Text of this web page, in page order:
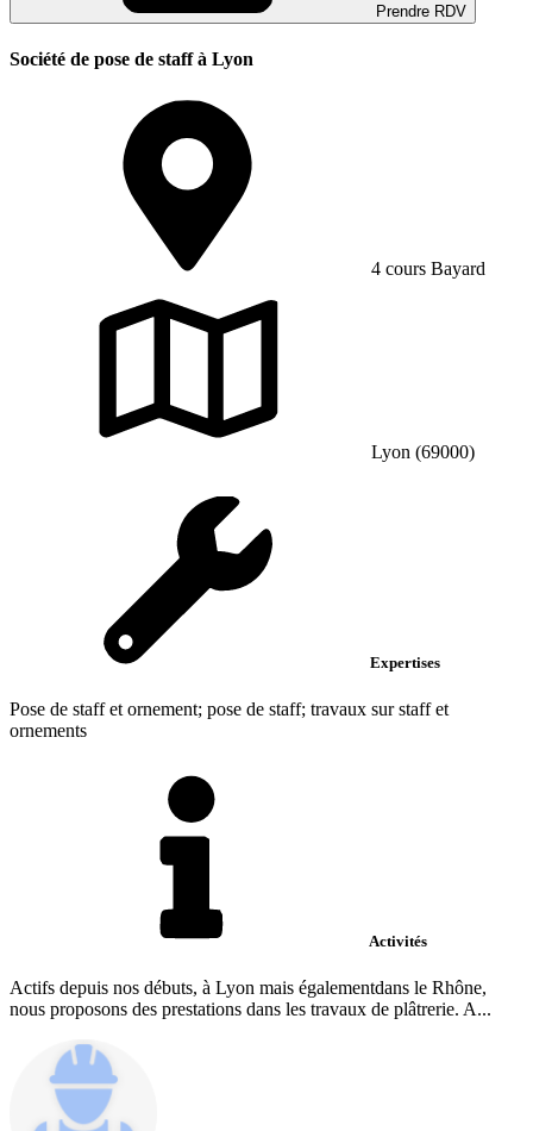
Prendre RDV
Société de pose de staff à Lyon
4 cours Bayard
Lyon (69000)
Expertises
Pose de staff et ornement; pose de staff; travaux sur staff et
ornements
Activités
Actifs depuis nos débuts, à Lyon mais égalementdans le Rhône,
nous proposons des prestations dans les travaux de plâtrerie. A...